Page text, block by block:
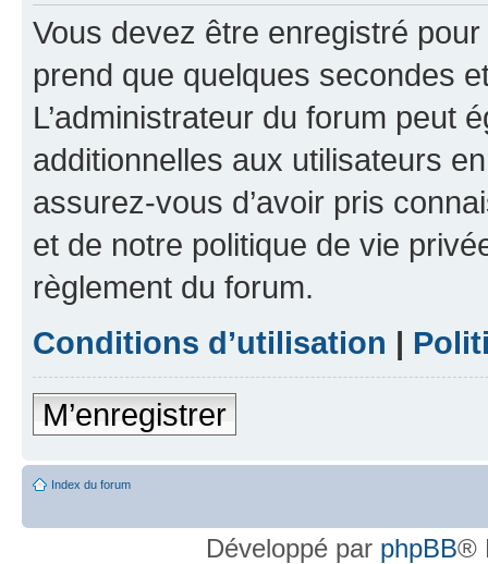
Vous devez être enregistré
prend que quelques secondes
L’administrateur du forum peut
additionnelles aux utilisateurs
assurez-vous d’avoir pris
et de notre politique de vie
règlement du forum.
Conditions d’utilisation |
M’enregistrer
Index du forum
Développé par phpBB®